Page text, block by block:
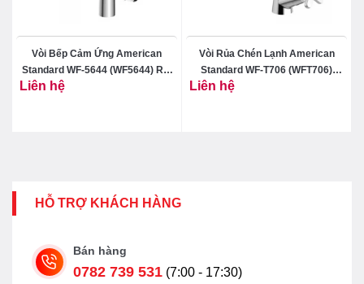
Vòi Bếp Cảm Ứng American
Standard WF-5644 (WF5644) Rút
Liên hệ
Vòi Rủa Chén Lạnh American
Standard WF-T706 (WFT706)
Liên hệ
HỖ TRỢ KHÁCH HÀNG
Bán hàng
0782 739 531 (7:00 - 17:30)